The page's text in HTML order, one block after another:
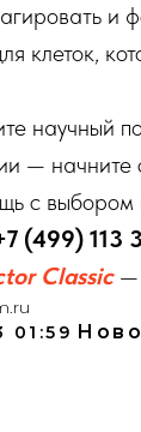
и
клеток,
научный
— начните
с выбором
(499) 113
Classic—
01:59